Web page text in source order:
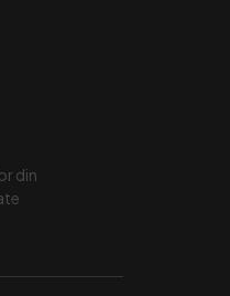
din